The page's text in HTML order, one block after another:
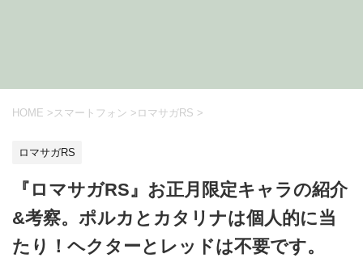
HOME > スマートフォン > ロマサガRS >
ロマサガRS
『ロマサガRS』お正月限定キャラの紹介
&考察。ポルカとカタリナは個人的に当
たり！ヘクターとレッドは不要です。